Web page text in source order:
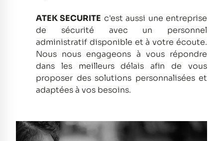
ATEK SECURITE c'est aussi une entreprise
de sécurité avec un personnel
administratif disponible et à votre écoute.
Nous nous engageons à vous répondre
dans les meilleurs délais afin de vous
proposer des solutions personnalisées et
adaptées à vos besoins.